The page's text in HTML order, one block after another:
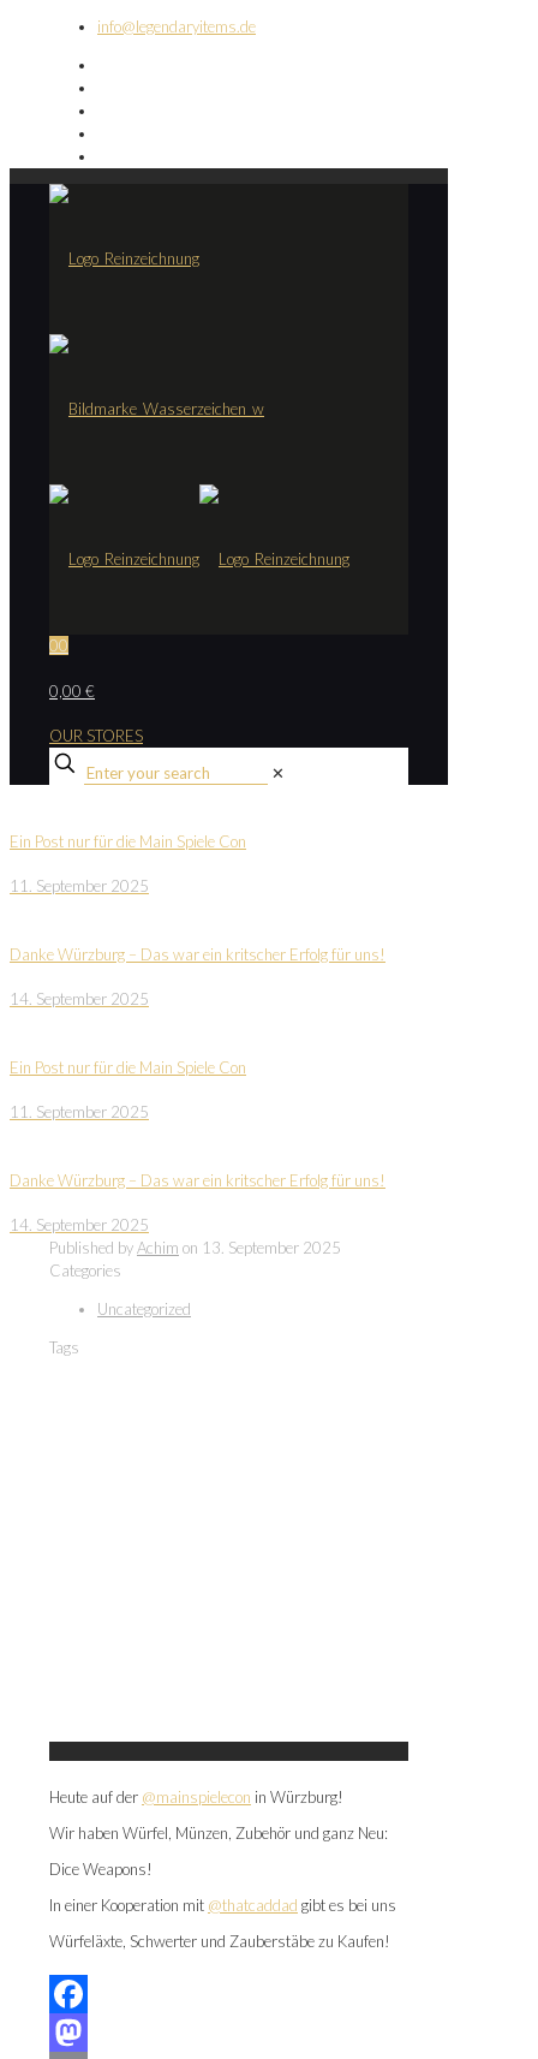
info@legendaryitems.de
00
0,00 €
OUR STORES
✕
Ein Post nur für die Main Spiele Con
11. September 2025
Danke Würzburg – Das war ein kritscher Erfolg für uns!
14. September 2025
Ein Post nur für die Main Spiele Con
11. September 2025
Danke Würzburg – Das war ein kritscher Erfolg für uns!
14. September 2025
Published byAchim on 13. September 2025
Categories
Uncategorized
Tags
Heute auf der @mainspielecon in Würzburg!
Wir haben Würfel, Münzen, Zubehör und ganz Neu:
Dice Weapons!
In einer Kooperation mit @thatcaddad gibt es bei uns
Würfeläxte, Schwerter und Zauberstäbe zu Kaufen!
Facebook